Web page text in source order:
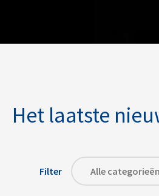
Het laatste
Filter